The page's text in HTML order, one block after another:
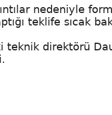
nedeniyle
teklife sıcak
teknik direktörü